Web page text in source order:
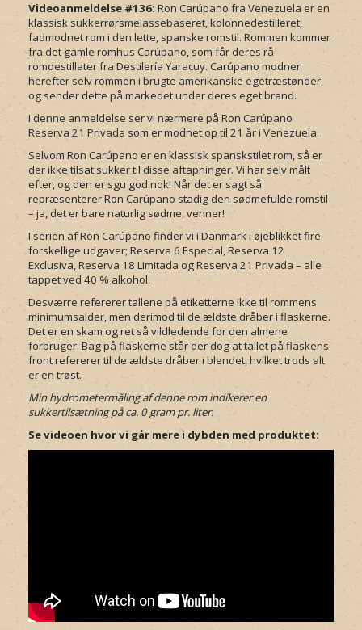
Videoanmeldelse #136: Ron Carúpano fra Venezuela er en
klassisk sukkerrørsmelassebaseret, kolonnedestilleret,
fadmodnet rom i den lette, spanske romstil. Rommen kommer
fra det gamle romhus Carúpano, som får deres rå
romdestillater fra Destilería Yaracuy. Carúpano modner
herefter selv rommen i brugte amerikanske egetræstønder,
og sender dette på markedet under deres eget brand.
I denne anmeldelse ser vi nærmere på Ron Carúpano
Reserva 21 Privada som er modnet op til 21 år i Venezuela.
Selvom Ron Carúpano er en klassisk spanskstilet rom, så er
der ikke tilsat sukker til disse aftapninger. Vi har selv målt
efter, og den er sgu god nok! Når det er sagt så
repræsenterer Ron Carúpano stadig den sødmefulde romstil
– ja, det er bare naturlig sødme, venner!
I serien af Ron Carúpano finder vi i Danmark i øjeblikket fire
forskellige udgaver; Reserva 6 Especial, Reserva 12
Exclusiva, Reserva 18 Limitada og Reserva 21 Privada – alle
tappet ved 40 % alkohol.
Desværre refererer tallene på etiketterne ikke til rommens
minimumsalder, men derimod til de ældste dråber i flaskerne.
Det er en skam og ret så vildledende for den almene
forbruger. Bag på flaskerne står der dog at tallet på flaskens
front refererer til de ældste dråber i blendet, hvilket trods alt
er en trøst.
Min hydrometermåling af denne rom indikerer en
sukkertilsætning på ca. 0 gram pr. liter.
Se videoen hvor vi går mere i dybden med produktet: